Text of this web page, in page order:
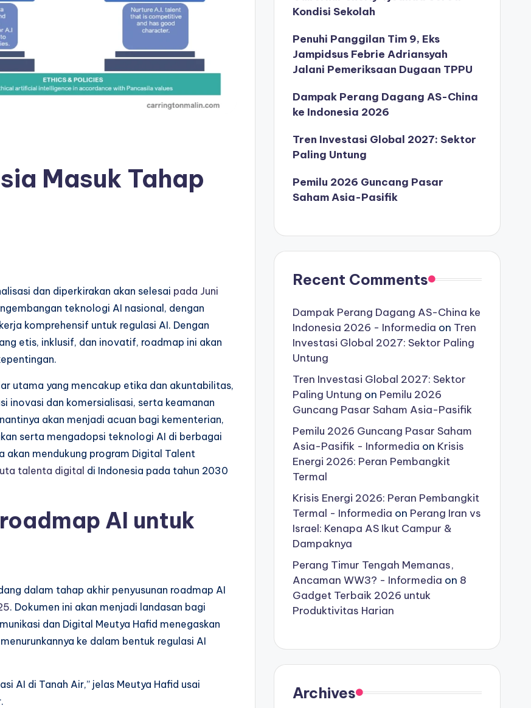
Masuk Tahap
dan diperkirakan akan selesai pada Juni
teknologi AI nasional, dengan
komprehensif untuk regulasi AI. Dengan
etis, inklusif, dan inovatif, roadmap ini akan
utama yang mencakup etika dan akuntabilitas,
inovasi dan komersialisasi, serta keamanan
akan menjadi acuan bagi kementerian,
serta mengadopsi teknologi AI di berbagai
akan mendukung program Digital Talent
talenta digital di Indonesia pada tahun 2030
AI untuk
dalam tahap akhir penyusunan roadmap AI
. Dokumen ini akan menjadi landasan bagi
dan Digital Meutya Hafid menegaskan
ke dalam bentuk regulasi AI
AI di Tanah Air,” jelas Meutya Hafid usai
Kondisi Sekolah
Penuhi Panggilan Tim 9, Eks
Jampidsus Febrie Adriansyah
Jalani Pemeriksaan Dugaan TPPU
Dampak Perang Dagang AS-China
ke Indonesia 2026
Tren Investasi Global 2027: Sektor
Paling Untung
Pemilu 2026 Guncang Pasar
Saham Asia-Pasifik
Recent Comments
Dampak Perang Dagang AS-China ke
Indonesia 2026 - Informedia on Tren
Investasi Global 2027: Sektor Paling
Untung
Tren Investasi Global 2027: Sektor
Paling Untung on Pemilu 2026
Guncang Pasar Saham Asia-Pasifik
Pemilu 2026 Guncang Pasar Saham
Asia-Pasifik - Informedia on Krisis
Energi 2026: Peran Pembangkit
Termal
Krisis Energi 2026: Peran Pembangkit
Termal - Informedia on Perang Iran vs
Israel: Kenapa AS Ikut Campur &
Dampaknya
Perang Timur Tengah Memanas,
Ancaman WW3? - Informedia on 8
Gadget Terbaik 2026 untuk
Produktivitas Harian
Archives